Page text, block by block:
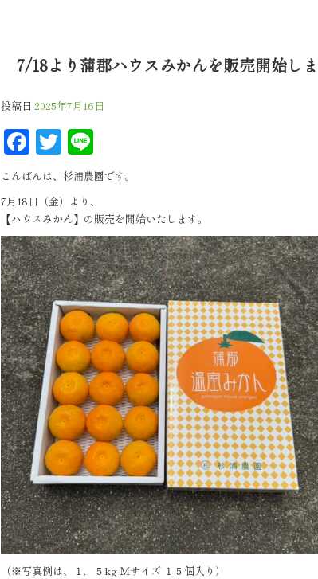
7/18より蒲郡ハウスみかんを販売開始し
投稿日 2025年7月16日
F
a
c
e
b
o
o
k
T
w
itt
e
r
in
e
こんばんは、杉浦農園です。
7月18日（金）より、
【ハウスみかん】の販売を開始いたします。
（※写真例は、１．５kg Ｍサイズ １５個入り）